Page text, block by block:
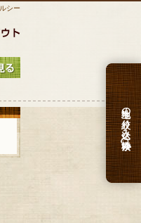
シー
生地の絞り込み検索